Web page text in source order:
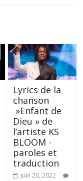
Lyrics de la
chanson
»Enfant de
Dieu » de
l’artiste KS
BLOOM -
paroles et
traduction
juin 20, 2022